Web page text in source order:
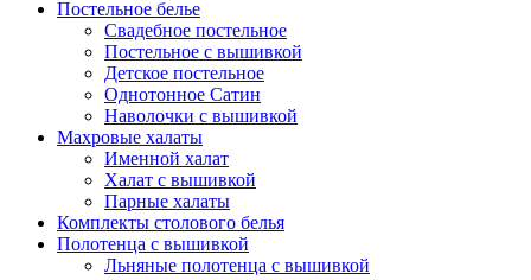
Постельное белье
Свадебное постельное
Постельное с вышивкой
Детское постельное
Однотонное Сатин
Наволочки с вышивкой
Махровые халаты
Именной халат
Халат с вышивкой
Парные халаты
Комплекты столового белья
Полотенца с вышивкой
Льняные полотенца с вышивкой